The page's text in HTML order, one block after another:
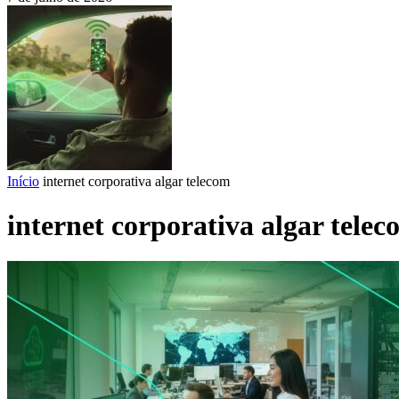
Início internet corporativa algar telecom
internet corporativa algar